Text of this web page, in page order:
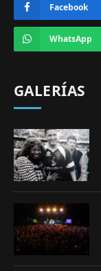
Facebook
WhatsApp
GALERÍAS